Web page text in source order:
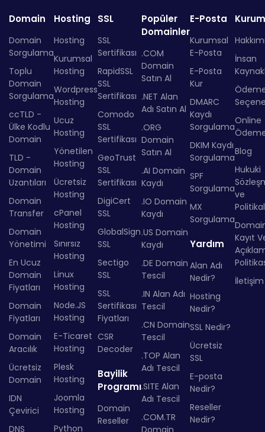
Domain
Domain
Sorgulama
Toplu
Domain
Sorgulama
ccTLD -
Ülke Kodlu
Domain
TLD -
Domain
Uzantıları
Domain
Transfer
Domain
Yönetimi
En Ucuz
Domain
Fiyatları
Domain
Fiyatları
Domain
Aracılık
Ücretsiz
Domain
IDN
Çevirici
DNS
Hosting
Hosting
Kurumsal
Hosting
Wordpress
Hosting
Ucuz
Hosting
Yönetilen
Hosting
Ücretsiz
Hosting
cPanel
Hosting
Sınırsız
Hosting
Linux
Hosting
Node.JS
Hosting
E-Ticaret
Hosting
Plesk
Hosting
Joomla
Hosting
Python
SSL
SSL
Sertifikası
RapidSSL
SSL
Sertifikası
Comodo
SSL
Sertifikası
GeoTrust
SSL
Sertifikası
DigiCert
SSL
GlobalSign
SSL
Sectigo
SSL
SSL
Sertifikası
Fiyatları
CSR
Decoder
Bayilik
Programı
Domain
Reseller
Popüler
Domainler
.COM
Domain
Satın Al
.NET Alan
Adı Satın Al
.ORG
Domain
Satın Al
.AI Domain
Kaydı
.IO Domain
Kaydı
.US Domain
Kaydı
.DE Domain
Tescil
.IN Alan Adı
Tescil
.CN Domain
Tescil
.TOP Alan
Adı Tescil
.SITE Alan
Adı Tescil
.COM.TR
E-Posta
Kurumsal
E-Posta
E-Posta
Kur
DMARC
Kaydı
Sorgulama
DKIM Kaydı
Sorgulama
SPF
Sorgulama
MX
Sorgulama
Yardım
Alan Adı
Nedir?
Hosting
Nedir?
SSL Nedir?
Ücretsiz
SSL
E-posta
Nedir?
Reseller
Nedir?
İnsan
Online
Blog
Hukuki
ve
Kayıt
İletişim